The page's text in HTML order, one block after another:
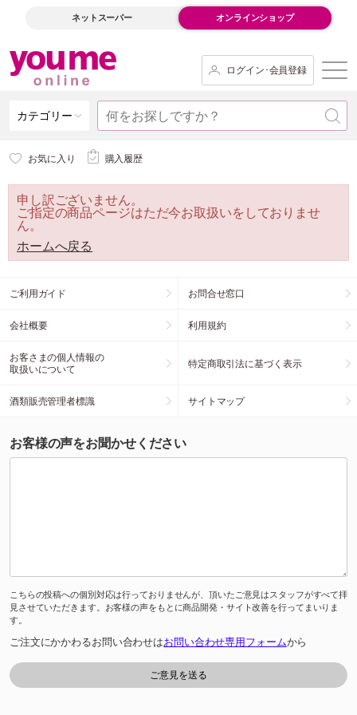
ネットスーパー オンラインショップ
ログイン･会員登録
カテゴリー
お気に入り 購入履歴
申し訳ございません。
ご指定の商品ページはただ今お取扱いをしておりませ
ん。
ホームへ戻る
ご利用ガイド お問合せ窓口
会社概要 利用規約
お客さまの個人情報の
取扱いについて
特定商取引法に基づく表示
酒類販売管理者標識 サイトマップ
お客様の声をお聞かせください
こちらの投稿への個別対応は行っておりませんが、頂いたご意見はスタッフがすべて拝
見させていただきます。お客様の声をもとに商品開発・サイト改善を行ってまいりま
す。
ご注文にかかわるお問い合わせはお問い合わせ専用フォームから